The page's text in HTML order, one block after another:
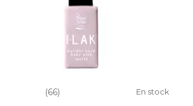
(66) En stock